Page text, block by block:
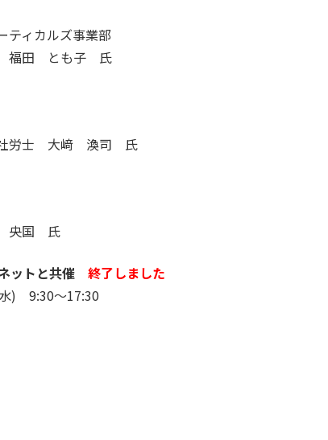
ィカルズ事業部
福田 とも子 氏
社労士 大﨑 渙司 氏
央国 氏
ットと共催 終了しました
) 9:30～17:30